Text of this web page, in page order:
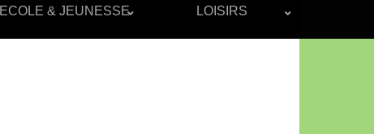
ECOLE & JEUNESSE LOISIRS